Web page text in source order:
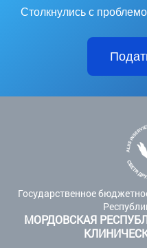
Столкнулись с
Государственное
МОРДОВСКАЯ